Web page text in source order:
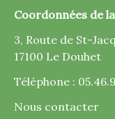
Coordonnées de
3, Route de St-
17100 Le Douhet
Téléphone :
Nous contacter